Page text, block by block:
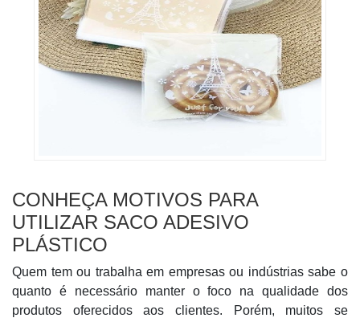
CONHEÇA MOTIVOS PARA
UTILIZAR SACO ADESIVO
PLÁSTICO
Quem tem ou trabalha em empresas ou indústrias sabe o
quanto é necessário manter o foco na qualidade dos
produtos oferecidos aos clientes. Porém, muitos se